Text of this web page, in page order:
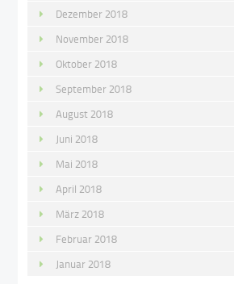
Dezember 2018
November 2018
Oktober 2018
September 2018
August 2018
Juni 2018
Mai 2018
April 2018
März 2018
Februar 2018
Januar 2018